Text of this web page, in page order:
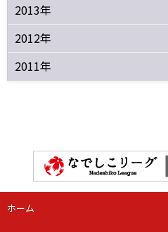
2013年
2012年
2011年
ホーム